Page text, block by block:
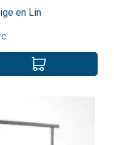
en Lin